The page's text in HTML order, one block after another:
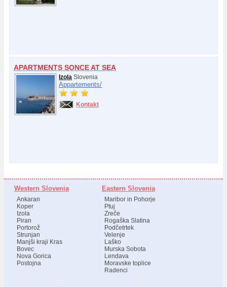
APARTMENTS SONCE AT SEA
Izola Slovenia
Appartements/
Kontakt
Western Slovenia
Ankaran
Koper
Izola
Piran
Portorož
Strunjan
Manjši kraji Kras
Bovec
Nova Gorica
Postojna
Eastern Slovenia
Maribor in Pohorje
Ptuj
Zreče
Rogaška Slatina
Podčetrtek
Velenje
Laško
Murska Sobota
Lendava
Moravske toplice
Radenci